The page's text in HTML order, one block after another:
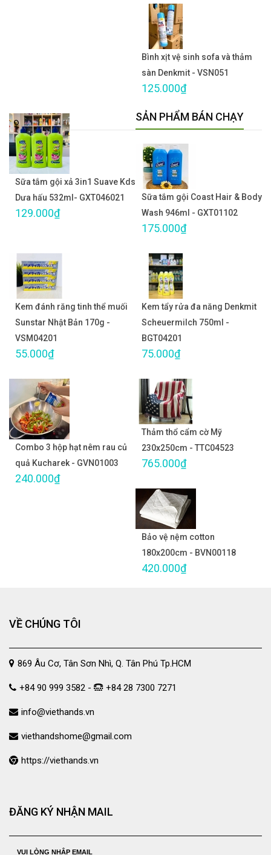
Bình xịt vệ sinh sofa và thảm
sàn Denkmit - VSN051
125.000₫
Sữa tắm gội xả 3in1 Suave Kds
Dưa hấu 532ml- GXT046021
129.000₫
SẢN PHẨM BÁN CHẠY
Sữa tắm gội Coast Hair & Body
Wash 946ml - GXT01102
175.000₫
Kem đánh răng tinh thể muối
Sunstar Nhật Bản 170g -
VSM04201
55.000₫
Kem tẩy rửa đa năng Denkmit
Scheuermilch 750ml -
BGT04201
75.000₫
Combo 3 hộp hạt nêm rau củ
quả Kucharek - GVN01003
240.000₫
Thảm thổ cẩm cờ Mỹ
230x250cm - TTC04523
765.000₫
Bảo vệ nệm cotton
180x200cm - BVN00118
420.000₫
VỀ CHÚNG TÔI
869 Âu Cơ, Tân Sơn Nhì, Q. Tân Phú Tp.HCM
+84 90 999 3582 - +84 28 7300 7271
info@viethands.vn
viethandshome@gmail.com
https://viethands.vn
ĐĂNG KÝ NHẬN MAIL
VUI LÒNG NHẬP EMAIL